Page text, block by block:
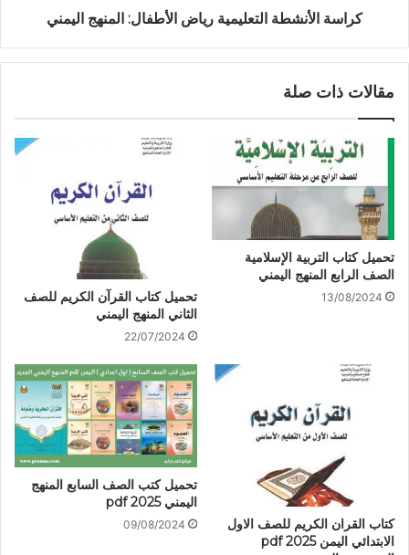
كراسة الأنشطة التعليمية رياض الأطفال: المنهج اليمني
مقالات ذات صلة
تحميل كتاب التربية الإسلامية
الصف الرابع المنهج اليمني
13/08/2024
تحميل كتاب القرآن الكريم للصف
الثاني المنهج اليمني
22/07/2024
كتاب القران الكريم للصف الاول
الابتدائي اليمن 2025 pdf
تحميل كتب الصف السابع المنهج
اليمني 2025 pdf
09/08/2024